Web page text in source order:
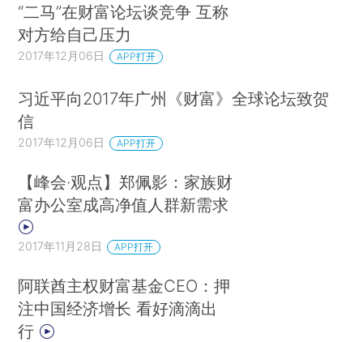
“二马”在财富论坛谈竞争 互称
对方给自己压力
2017年12月06日 APP打开
习近平向2017年广州《财富》全球论坛致贺
信
2017年12月06日 APP打开
【峰会·观点】郑佩影：家族财
富办公室成高净值人群新需求
2017年11月28日 APP打开
阿联酋主权财富基金CEO：押
注中国经济增长 看好滴滴出
行